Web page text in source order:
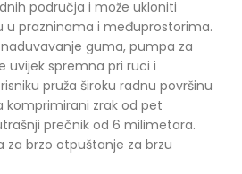
područja i može ukloniti
u prazninama i međuprostorima.
guma, pumpa za
uvijek spremna pri ruci i
pruža široku radnu površinu
komprimirani zrak od pet
prečnik od 6 milimetara.
za brzo otpuštanje za brzu